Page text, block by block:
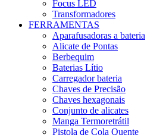
Focus LED
Transformadores
FERRAMENTAS
Aparafusadoras a bateria
Alicate de Pontas
Berbequim
Baterias Lítio
Carregador bateria
Chaves de Precisão
Chaves hexagonais
Conjunto de alicates
Manga Termoretrátil
Pistola de Cola Quente